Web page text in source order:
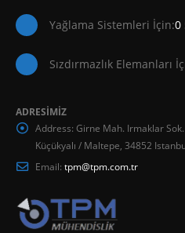
Yağlama Sistemleri İçin:0
Sızdırmazlık Elemanları
ADRESİMİZ
Address: Girne Mah. Irmaklar
Küçükyalı / Maltepe, 34852
Email: tpm@tpm.com.tr